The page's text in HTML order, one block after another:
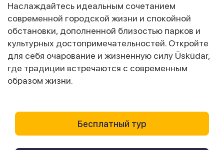
Наслаждайтесь идеальным сочетанием
современной городской жизни и спокойной
обстановки, дополненной близостью парков и
культурных достопримечательностей. Откройте
для себя очарование и жизненную силу Üsküdar,
где традиции встречаются с современным
образом жизни.
Бесплатный тур